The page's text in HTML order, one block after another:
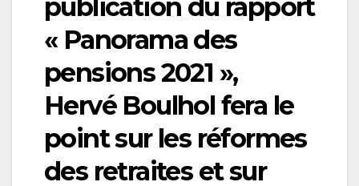
publication du rapport
« Panorama des
pensions 2021 »,
Hervé Boulhol fera le
point sur les réformes
des retraites et sur